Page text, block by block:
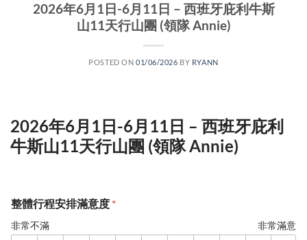
2026年6月1日-6月11日 – 西班牙庇利牛斯
山11天行山團 (領隊 Annie)
POSTED ON 01/06/2026 BY RYANN
2026年6月1日-6月11日 – 西班牙庇利
牛斯山11天行山團 (領隊 Annie)
整體行程安排滿意度 *
非常不滿 非常滿意